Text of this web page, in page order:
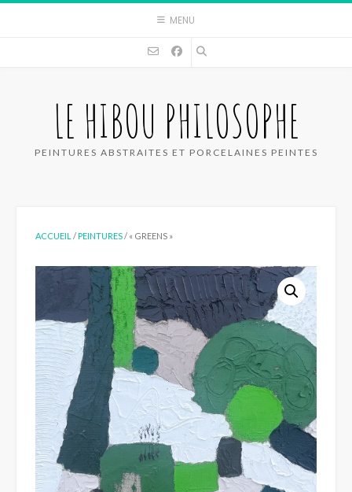
Skip
MENU
LE HIBOU PHILOSOPHE
PEINTURES ABSTRAITES ET PORCELAINES PEINTES
ACCUEIL /PEINTURES/ « GREENS »